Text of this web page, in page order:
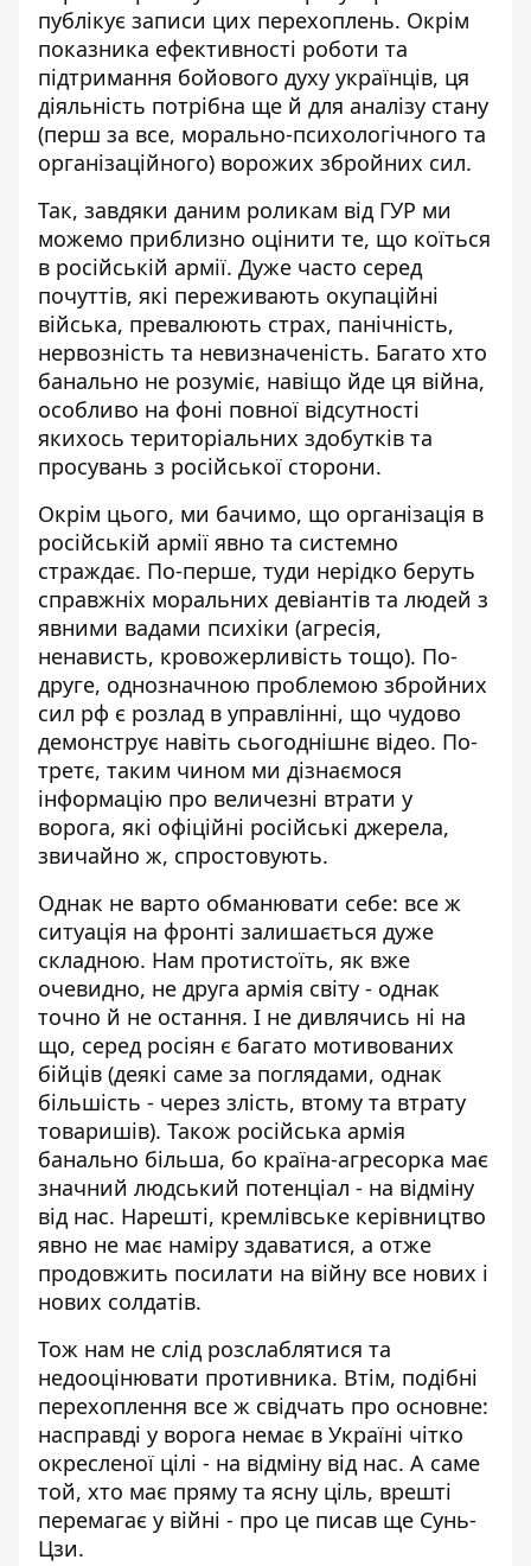
публікує записи цих перехоплень. Окрім
показника ефективності роботи та
підтримання бойового духу українців, ця
діяльність потрібна ще й для аналізу стану
(перш за все, морально-психологічного та
організаційного) ворожих збройних сил.
Так, завдяки даним роликам від ГУР ми
можемо приблизно оцінити те, що коїться
в російській армії. Дуже часто серед
почуттів, які переживають окупаційні
війська, превалюють страх, панічність,
нервозність та невизначеність. Багато хто
банально не розуміє, навіщо йде ця війна,
особливо на фоні повної відсутності
якихось територіальних здобутків та
просувань з російської сторони.
Окрім цього, ми бачимо, що організація в
російській армії явно та системно
страждає. По-перше, туди нерідко беруть
справжніх моральних девіантів та людей з
явними вадами психіки (агресія,
ненависть, кровожерливість тощо). По-
друге, однозначною проблемою збройних
сил рф є розлад в управлінні, що чудово
демонструє навіть сьогоднішнє відео. По-
третє, таким чином ми дізнаємося
інформацію про величезні втрати у
ворога, які офіційні російські джерела,
звичайно ж, спростовують.
Однак не варто обманювати себе: все ж
ситуація на фронті залишається дуже
складною. Нам протистоїть, як вже
очевидно, не друга армія світу - однак
точно й не остання. І не дивлячись ні на
що, серед росіян є багато мотивованих
бійців (деякі саме за поглядами, однак
більшість - через злість, втому та втрату
товаришів). Також російська армія
банально більша, бо країна-агресорка має
значний людський потенціал - на відміну
від нас. Нарешті, кремлівське керівництво
явно не має наміру здаватися, а отже
продовжить посилати на війну все нових і
нових солдатів.
Тож нам не слід розслаблятися та
недооцінювати противника. Втім, подібні
перехоплення все ж свідчать про основне:
насправді у ворога немає в Україні чітко
окресленої цілі - на відміну від нас. А саме
той, хто має пряму та ясну ціль, врешті
перемагає у війні - про це писав ще Сунь-
Цзи.